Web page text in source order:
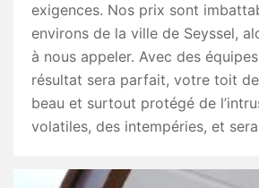
exigences. Nos prix sont
environs de la ville de Seyssel,
à nous appeler. Avec des
résultat sera parfait, votre toit
beau et surtout protégé de
volatiles, des intempéries, et